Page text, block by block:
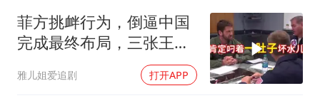
商场现钱学森巨幅海报 负责人回应
乐享全民健身 共筑健康中国
菲方挑衅行为，倒逼中国
完成最终布局，三张王牌
雅儿姐爱追剧 打开APP